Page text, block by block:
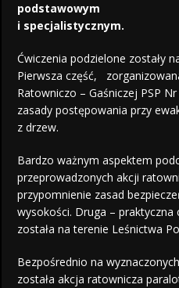
podstawowym
i specjalistycznym.
Ćwiczenia podzielone zostały
Pierwsza część,
Ratowniczo – Gaśniczej PSP
zasady postępowania przy
z drzew.
Bardzo ważnym aspektem
przeprowadzonych akcji
przypomnienie zasad
wysokości. Druga – praktyczna
została na terenie Leśnictwa
Bezpośrednio na
została akcja ratownicza